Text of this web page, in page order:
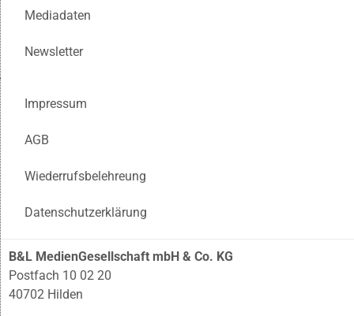
Mediadaten
Newsletter
Impressum
AGB
Wiederrufsbelehreung
Datenschutzerklärung
B&L MedienGesellschaft mbH & Co. KG
Postfach 10 02 20
40702 Hilden